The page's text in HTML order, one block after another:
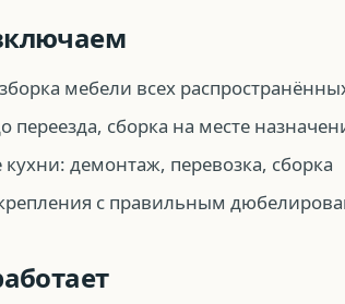
мебели всех
переезда, сборка на месте
демонтаж, перевозка, сборка
с правильным